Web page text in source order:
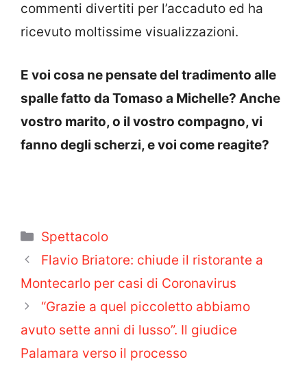
commenti divertiti per l’accaduto ed ha
ricevuto moltissime visualizzazioni.
E voi cosa ne pensate del tradimento alle
spalle fatto da Tomaso a Michelle? Anche
vostro marito, o il vostro compagno, vi
fanno degli scherzi, e voi come reagite?
Categorie
Spettacolo
Flavio Briatore: chiude il ristorante a
Montecarlo per casi di Coronavirus
“Grazie a quel piccoletto abbiamo
avuto sette anni di lusso”. Il giudice
Palamara verso il processo